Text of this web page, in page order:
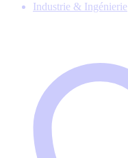
Industrie & Ingénierie